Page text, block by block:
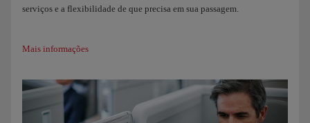
serviços e a flexibilidade de que precisa em sua passagem.
Mais informações